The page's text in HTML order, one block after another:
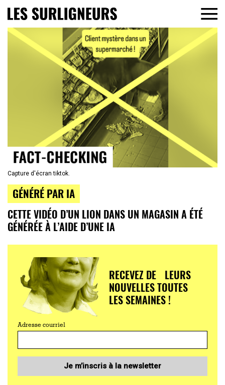
Capture d'écran tiktok.
GÉNÉRÉ PAR IA
CETTE VIDÉO D’UN LION DANS UN MAGASIN A ÉTÉ
GÉNÉRÉE À L’AIDE D’UNE IA
RECEVEZ DE LEURS
NOUVELLES TOUTES
LES SEMAINES !
Adresse courriel
Je m’inscris à la newsletter